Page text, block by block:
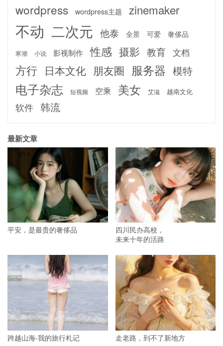
wordpress wordpress主题 zinemaker
不动 二次元 他泰 全景 可爱 奢侈品
寒潮 小说 影视制作 性感 摄影 教育 文档
方行 日本文化 朋友圈 服务器 模特
电子杂志 短视频 空乘 美女 艾滋 越南文化
软件 韩流
最新文章
平安，是最贵的奢侈品
四川民办高校，
未来十年的活路
跨越山海-我的旅行札记 走老路，到不了新地方